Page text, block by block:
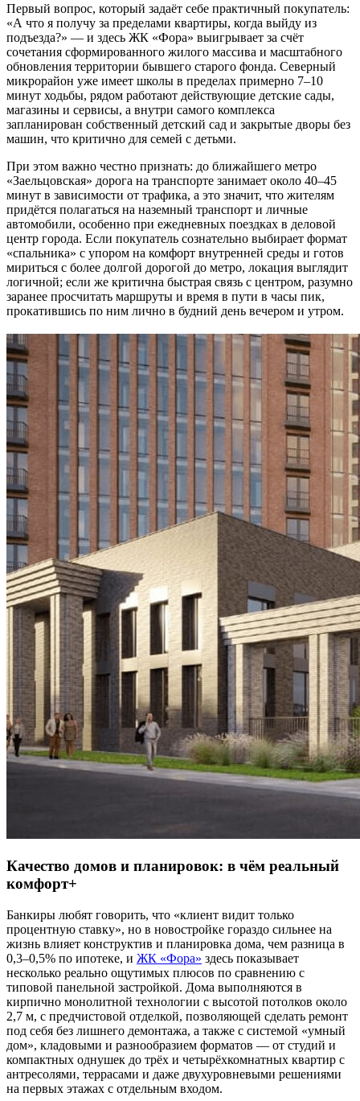
Первый вопрос, который задаёт себе практичный покупатель:
«А что я получу за пределами квартиры, когда выйду из
подъезда?» — и здесь ЖК «Фора» выигрывает за счёт
сочетания сформированного жилого массива и масштабного
обновления территории бывшего старого фонда. Северный
микрорайон уже имеет школы в пределах примерно 7–10
минут ходьбы, рядом работают действующие детские сады,
магазины и сервисы, а внутри самого комплекса
запланирован собственный детский сад и закрытые дворы без
машин, что критично для семей с детьми.
При этом важно честно признать: до ближайшего метро
«Заельцовская» дорога на транспорте занимает около 40–45
минут в зависимости от трафика, а это значит, что жителям
придётся полагаться на наземный транспорт и личные
автомобили, особенно при ежедневных поездках в деловой
центр города. Если покупатель сознательно выбирает формат
«спальника» с упором на комфорт внутренней среды и готов
мириться с более долгой дорогой до метро, локация выглядит
логичной; если же критична быстрая связь с центром, разумно
заранее просчитать маршруты и время в пути в часы пик,
прокатившись по ним лично в будний день вечером и утром.
Качество домов и планировок: в чём реальный
комфорт+
Банкиры любят говорить, что «клиент видит только
процентную ставку», но в новостройке гораздо сильнее на
жизнь влияет конструктив и планировка дома, чем разница в
0,3–0,5% по ипотеке, и ЖК «Фора» здесь показывает
несколько реально ощутимых плюсов по сравнению с
типовой панельной застройкой. Дома выполняются в
кирпично монолитной технологии с высотой потолков около
2,7 м, с предчистовой отделкой, позволяющей сделать ремонт
под себя без лишнего демонтажа, а также с системой «умный
дом», кладовыми и разнообразием форматов — от студий и
компактных однушек до трёх и четырёхкомнатных квартир с
антресолями, террасами и даже двухуровневыми решениями
на первых этажах с отдельным входом.